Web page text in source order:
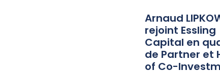
Arnaud
rejoint Essling
Capital en
de Partner et
of Co-